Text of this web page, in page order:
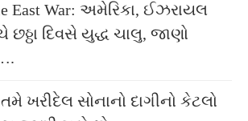
East War: અમેરિકા, ઈઝરાયલ
દિવસે યુદ્ધ ચાલુ, જાણો
તમે ખરીદેલ સોનાનો દાગીનો કેટલો